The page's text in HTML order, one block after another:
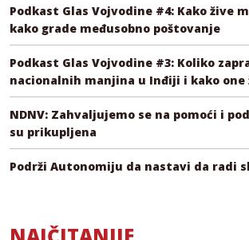
Podkast Glas Vojvodine #4: Kako žive
kako grade međusobno poštovanje
Podkast Glas Vojvodine #3: Koliko
nacionalnih manjina u Inđiji i kako one
NDNV: Zahvaljujemo se na pomoći i
su prikupljena
Podrži Autonomiju da nastavi da radi